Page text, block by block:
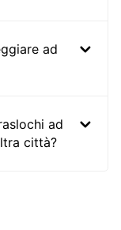
ad
ad
città?